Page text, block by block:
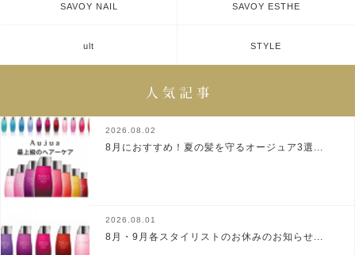
SAVOY NAIL SAVOY ESTHE
ult STYLE
2026.08.02
8月におすすめ！夏の髪を守るオージュア3選...
2026.08.01
8月・9月各スタイリストのお休みのお知らせ...